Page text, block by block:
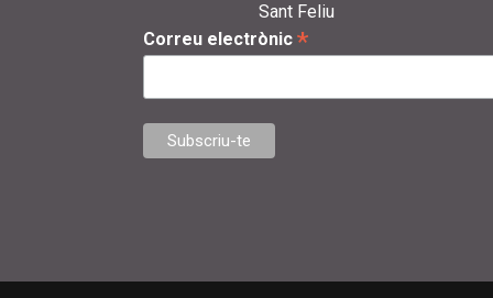
Sant Feliu
Correu electrònic *